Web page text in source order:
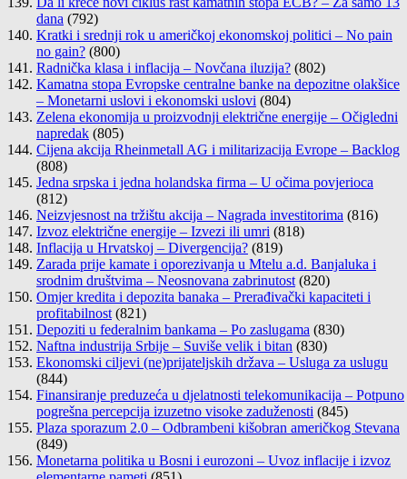
dana (792)
Kratki i srednji rok u američkoj ekonomskoj politici – No pain
no gain? (800)
Radnička klasa i inflacija – Novčana iluzija? (802)
Kamatna stopa Evropske centralne banke na depozitne olakšice
– Monetarni uslovi i ekonomski uslovi (804)
Zelena ekonomija u proizvodnji električne energije – Očigledni
napredak (805)
Cijena akcija Rheinmetall AG i militarizacija Evrope – Backlog
(808)
Jedna srpska i jedna holandska firma – U očima povjerioca
(812)
Neizvjesnost na tržištu akcija – Nagrada investitorima (816)
Izvoz električne energije – Izvezi ili umri (818)
Inflacija u Hrvatskoj – Divergencija? (819)
Zarada prije kamate i oporezivanja u Mtelu a.d. Banjaluka i
srodnim društvima – Neosnovana zabrinutost (820)
Omjer kredita i depozita banaka – Prerađivački kapaciteti i
profitabilnost (821)
Depoziti u federalnim bankama – Po zaslugama (830)
Naftna industrija Srbije – Suviše velik i bitan (830)
Ekonomski ciljevi (ne)prijateljskih država – Usluga za uslugu
(844)
Finansiranje preduzeća u djelatnosti telekomunikacija – Potpuno
pogrešna percepcija izuzetno visoke zaduženosti (845)
Plaza sporazum 2.0 – Odbrambeni kišobran američkog Stevana
(849)
Monetarna politika u Bosni i eurozoni – Uvoz inflacije i izvoz